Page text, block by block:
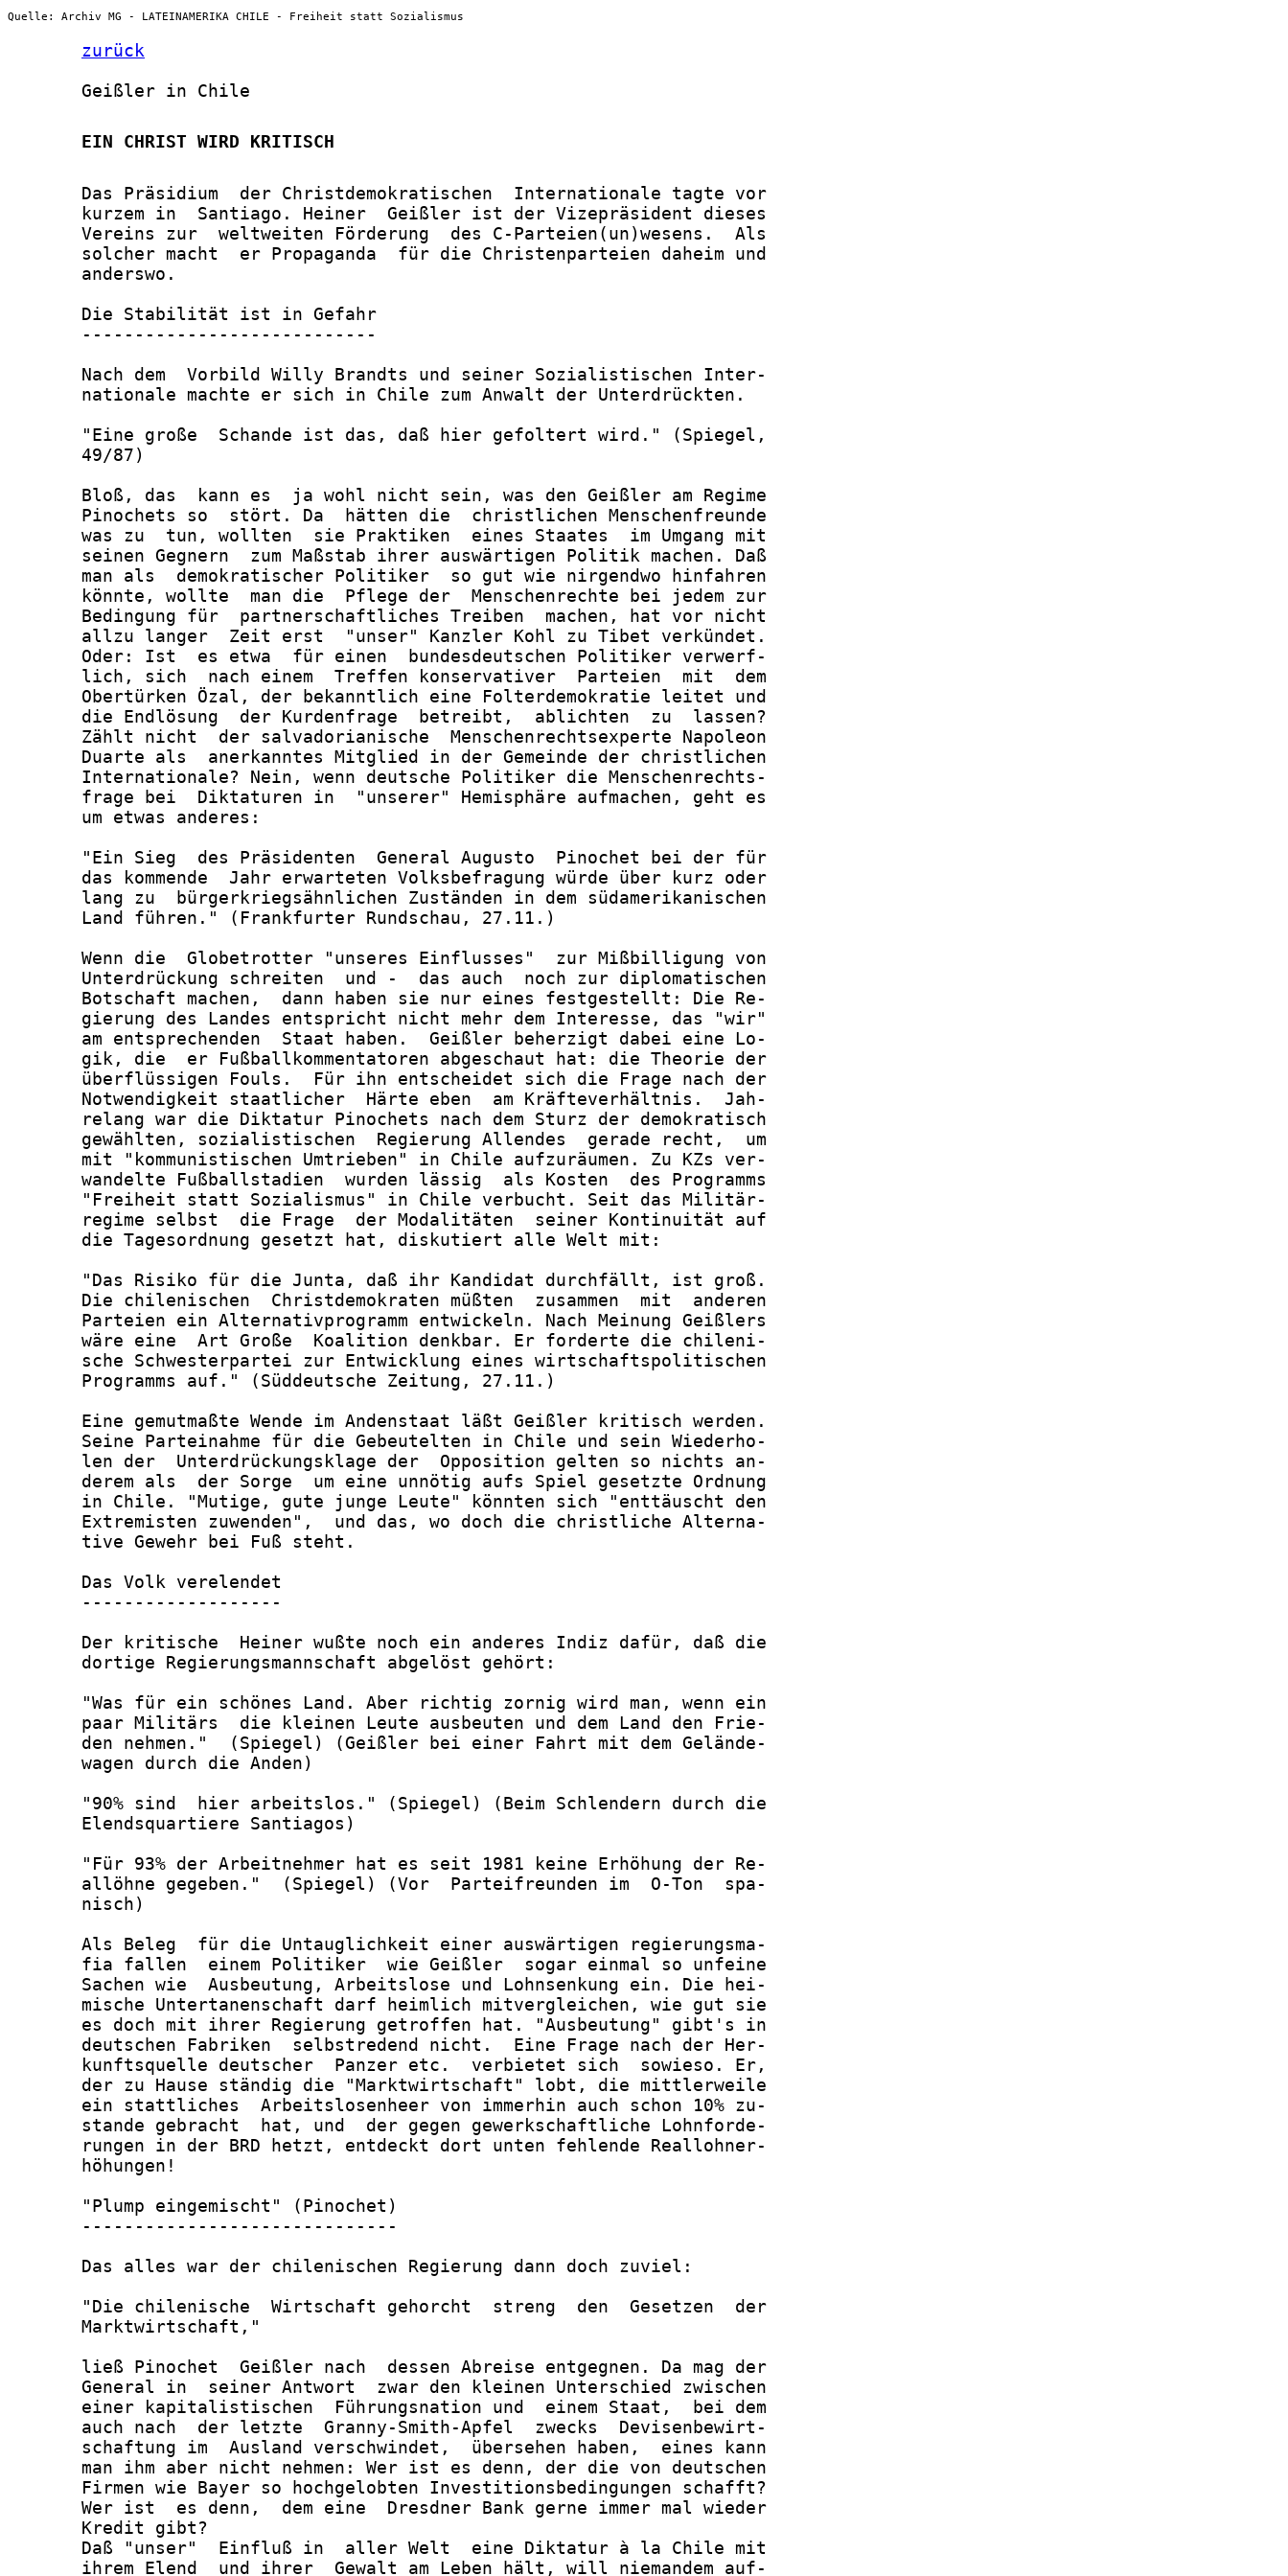
Quelle: Archiv MG - LATEINAMERIKA CHILE - Freiheit statt Sozialismus
zurück
       Geißler in Chile
       EIN CHRIST WIRD KRITISCH
       Das Präsidium  der Christdemokratischen  Internationale tagte vor
       kurzem in  Santiago. Heiner  Geißler ist der Vizepräsident dieses
       Vereins zur  weltweiten Förderung  des C-Parteien(un)wesens.  Als
       solcher macht  er Propaganda  für die Christenparteien daheim und
       anderswo.
       Die Stabilität ist in Gefahr
       ----------------------------
       Nach dem  Vorbild Willy Brandts und seiner Sozialistischen Inter-
       nationale machte er sich in Chile zum Anwalt der Unterdrückten.
       "Eine große  Schande ist das, daß hier gefoltert wird." (Spiegel,
       49/87)
       Bloß, das  kann es  ja wohl nicht sein, was den Geißler am Regime
       Pinochets so  stört. Da  hätten die  christlichen Menschenfreunde
       was zu  tun, wollten  sie Praktiken  eines Staates  im Umgang mit
       seinen Gegnern  zum Maßstab ihrer auswärtigen Politik machen. Daß
       man als  demokratischer Politiker  so gut wie nirgendwo hinfahren
       könnte, wollte  man die  Pflege der  Menschenrechte bei jedem zur
       Bedingung für  partnerschaftliches Treiben  machen, hat vor nicht
       allzu langer  Zeit erst  "unser" Kanzler Kohl zu Tibet verkündet.
       Oder: Ist  es etwa  für einen  bundesdeutschen Politiker verwerf-
       lich, sich  nach einem  Treffen konservativer  Parteien  mit  dem
       Obertürken Özal, der bekanntlich eine Folterdemokratie leitet und
       die Endlösung  der Kurdenfrage  betreibt,  ablichten  zu  lassen?
       Zählt nicht  der salvadorianische  Menschenrechtsexperte Napoleon
       Duarte als  anerkanntes Mitglied in der Gemeinde der christlichen
       Internationale? Nein, wenn deutsche Politiker die Menschenrechts-
       frage bei  Diktaturen in  "unserer" Hemisphäre aufmachen, geht es
       um etwas anderes:
       "Ein Sieg  des Präsidenten  General Augusto  Pinochet bei der für
       das kommende  Jahr erwarteten Volksbefragung würde über kurz oder
       lang zu  bürgerkriegsähnlichen Zuständen in dem südamerikanischen
       Land führen." (Frankfurter Rundschau, 27.11.)
       Wenn die  Globetrotter "unseres Einflusses"  zur Mißbilligung von
       Unterdrückung schreiten  und -  das auch  noch zur diplomatischen
       Botschaft machen,  dann haben sie nur eines festgestellt: Die Re-
       gierung des Landes entspricht nicht mehr dem Interesse, das "wir"
       am entsprechenden  Staat haben.  Geißler beherzigt dabei eine Lo-
       gik, die  er Fußballkommentatoren abgeschaut hat: die Theorie der
       überflüssigen Fouls.  Für ihn entscheidet sich die Frage nach der
       Notwendigkeit staatlicher  Härte eben  am Kräfteverhältnis.  Jah-
       relang war die Diktatur Pinochets nach dem Sturz der demokratisch
       gewählten, sozialistischen  Regierung Allendes  gerade recht,  um
       mit "kommunistischen Umtrieben" in Chile aufzuräumen. Zu KZs ver-
       wandelte Fußballstadien  wurden lässig  als Kosten  des Programms
       "Freiheit statt Sozialismus" in Chile verbucht. Seit das Militär-
       regime selbst  die Frage  der Modalitäten  seiner Kontinuität auf
       die Tagesordnung gesetzt hat, diskutiert alle Welt mit:
       "Das Risiko für die Junta, daß ihr Kandidat durchfällt, ist groß.
       Die chilenischen  Christdemokraten müßten  zusammen  mit  anderen
       Parteien ein Alternativprogramm entwickeln. Nach Meinung Geißlers
       wäre eine  Art Große  Koalition denkbar. Er forderte die chileni-
       sche Schwesterpartei zur Entwicklung eines wirtschaftspolitischen
       Programms auf." (Süddeutsche Zeitung, 27.11.)
       Eine gemutmaßte Wende im Andenstaat läßt Geißler kritisch werden.
       Seine Parteinahme für die Gebeutelten in Chile und sein Wiederho-
       len der  Unterdrückungsklage der  Opposition gelten so nichts an-
       derem als  der Sorge  um eine unnötig aufs Spiel gesetzte Ordnung
       in Chile. "Mutige, gute junge Leute" könnten sich "enttäuscht den
       Extremisten zuwenden",  und das, wo doch die christliche Alterna-
       tive Gewehr bei Fuß steht.
       Das Volk verelendet
       -------------------
       Der kritische  Heiner wußte noch ein anderes Indiz dafür, daß die
       dortige Regierungsmannschaft abgelöst gehört:
       "Was für ein schönes Land. Aber richtig zornig wird man, wenn ein
       paar Militärs  die kleinen Leute ausbeuten und dem Land den Frie-
       den nehmen."  (Spiegel) (Geißler bei einer Fahrt mit dem Gelände-
       wagen durch die Anden)
       "90% sind  hier arbeitslos." (Spiegel) (Beim Schlendern durch die
       Elendsquartiere Santiagos)
       "Für 93% der Arbeitnehmer hat es seit 1981 keine Erhöhung der Re-
       allöhne gegeben."  (Spiegel) (Vor  Parteifreunden im  O-Ton  spa-
       nisch)
       Als Beleg  für die Untauglichkeit einer auswärtigen regierungsma-
       fia fallen  einem Politiker  wie Geißler  sogar einmal so unfeine
       Sachen wie  Ausbeutung, Arbeitslose und Lohnsenkung ein. Die hei-
       mische Untertanenschaft darf heimlich mitvergleichen, wie gut sie
       es doch mit ihrer Regierung getroffen hat. "Ausbeutung" gibt's in
       deutschen Fabriken  selbstredend nicht.  Eine Frage nach der Her-
       kunftsquelle deutscher  Panzer etc.  verbietet sich  sowieso. Er,
       der zu Hause ständig die "Marktwirtschaft" lobt, die mittlerweile
       ein stattliches  Arbeitslosenheer von immerhin auch schon 10% zu-
       stande gebracht  hat, und  der gegen gewerkschaftliche Lohnforde-
       rungen in der BRD hetzt, entdeckt dort unten fehlende Reallohner-
       höhungen!
       "Plump eingemischt" (Pinochet)
       ------------------------------
       Das alles war der chilenischen Regierung dann doch zuviel:
       "Die chilenische  Wirtschaft gehorcht  streng  den  Gesetzen  der
       Marktwirtschaft,"
       ließ Pinochet  Geißler nach  dessen Abreise entgegnen. Da mag der
       General in  seiner Antwort  zwar den kleinen Unterschied zwischen
       einer kapitalistischen  Führungsnation und  einem Staat,  bei dem
       auch nach  der letzte  Granny-Smith-Apfel  zwecks  Devisenbewirt-
       schaftung im  Ausland verschwindet,  übersehen haben,  eines kann
       man ihm aber nicht nehmen: Wer ist es denn, der die von deutschen
       Firmen wie Bayer so hochgelobten Investitionsbedingungen schafft?
       Wer ist  es denn,  dem eine  Dresdner Bank gerne immer mal wieder
       Kredit gibt?
       Daß "unser"  Einfluß in  aller Welt  eine Diktatur à la Chile mit
       ihrem Elend  und ihrer  Gewalt am Leben hält, will niemandem auf-